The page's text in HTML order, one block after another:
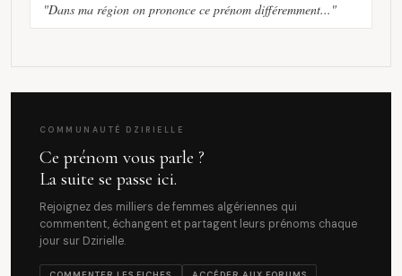
"Dans ma région on prononce ce prénom différemment..."
COMMUNAUTÉ DZIRIELLE
Ce prénom vous parle ?
La suite se passe ici.
Rejoignez des milliers de femmes algériennes qui
commentent, échangent et partagent leurs prénoms chaque
jour sur Dzirielle.